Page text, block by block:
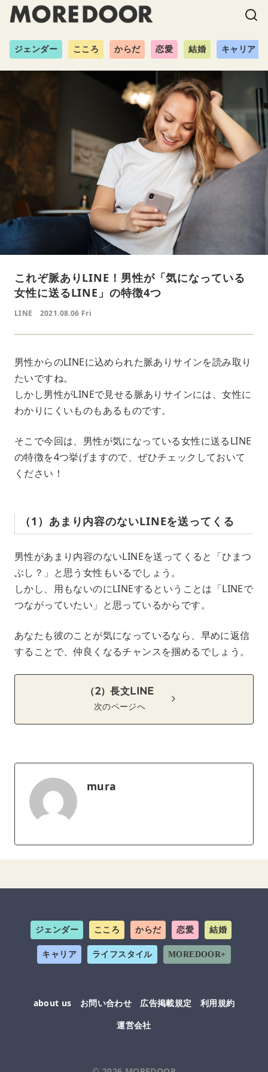
ジェンダー こころ からだ 恋愛 結婚 キャリア
これぞ脈ありLINE！男性が「気になっている
女性に送るLINE」の特徴4つ
LINE 2021.08.06 Fri
男性からのLINEに込められた脈ありサインを読み取り
たいですね。
しかし男性がLINEで見せる脈ありサインには、女性に
わかりにくいものもあるものです。
そこで今回は、男性が気になっている女性に送るLINE
の特徴を4つ挙げますので、ぜひチェックしておいて
ください！
（1）あまり内容のないLINEを送ってくる
男性があまり内容のないLINEを送ってくると「ひまつ
ぶし？」と思う女性もいるでしょう。
しかし、用もないのにLINEするということは「LINEで
つながっていたい」と思っているからです。
あなたも彼のことが気になっているなら、早めに返信
することで、仲良くなるチャンスを掴めるでしょう。
（2）長文LINE
次のページへ
mura
ジェンダー こころ からだ 恋愛 結婚
キャリア ライフスタイル MOREDOOR+
about us お問い合わせ 広告掲載規定
利用規約
運営会社